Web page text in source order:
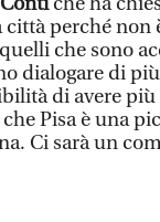
città perché
che sono
dialogare di
di avere
Pisa è una
Ci sarà un